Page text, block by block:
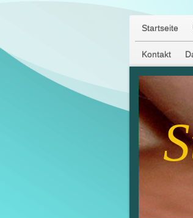
Startseite
Kontakt